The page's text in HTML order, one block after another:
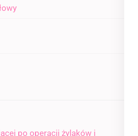
po operacji żylaków i